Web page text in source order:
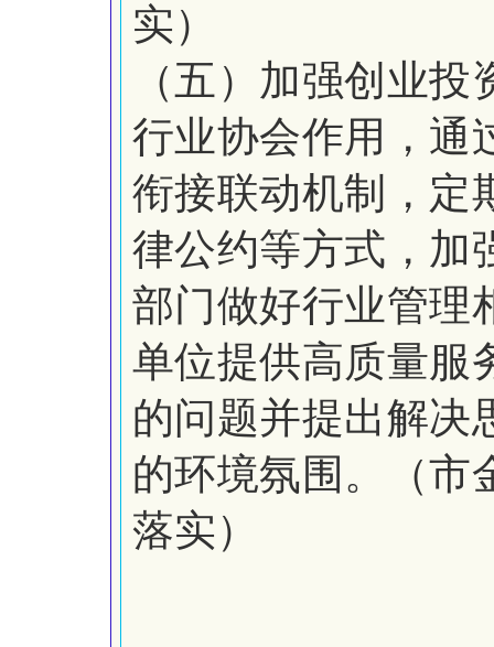
实）
（五）加强创业
行业协会作用，通
衔接联动机制，定
律公约等方式，加
部门做好行业管理
单位提供高质量服
的问题并提出解决
的环境氛围。（市
落实）